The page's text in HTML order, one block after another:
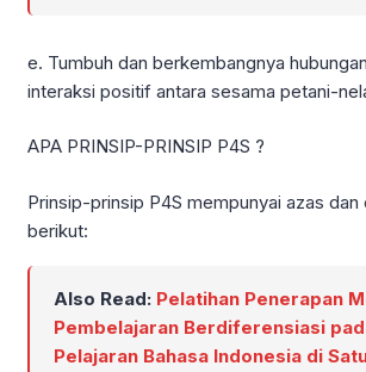
e. Tumbuh dan berkembangnya
interaksi positif antara sesama petani-
APA PRINSIP-PRINSIP P4S ?
Prinsip-prinsip P4S mempunyai azas dan
berikut:
Also Read: Pelatihan Penerapan
Pembelajaran Berdiferensiasi
Pelajaran Bahasa Indonesia di